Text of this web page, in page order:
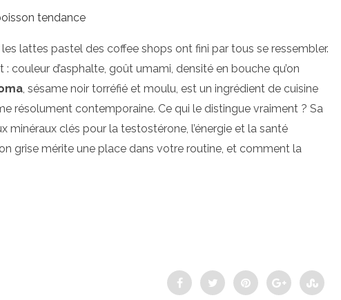
lattes pastel des coffee shops ont fini par tous se ressembler.
: couleur d’asphalte, goût umami, densité en bouche qu’on
, sésame noir torréfié et moulu, est un ingrédient de cuisine
résolument contemporaine. Ce qui le distingue vraiment ? Sa
minéraux clés pour la testostérone, l’énergie et la santé
grise mérite une place dans votre routine, et comment la